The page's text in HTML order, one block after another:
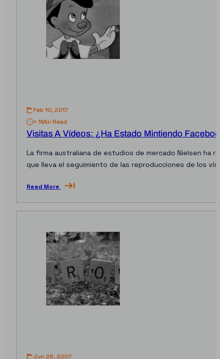
Visitas A Vídeos: ¿Ha Estado Mintiendo
La firma australiana de estudios de mercado Nielsen ha
que lleva el seguimiento de las reproducciones de los
Feb 10, 2017
Min Read
< 1
Read More
Jun 26, 2007